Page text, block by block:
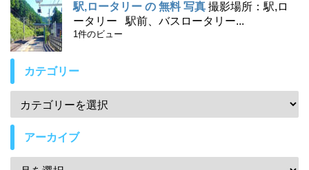
駅,ロータリー の 無料 写真 撮影場所：駅,ロ
ータリー 駅前、バスロータリー...
1件のビュー
カテゴリー
アーカイブ